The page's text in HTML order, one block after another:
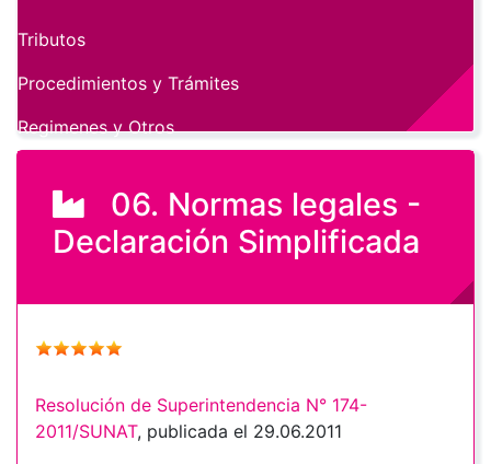
06. Normas legales -
Declaración Simplificada
Resolución de Superintendencia N° 174-
2011/SUNAT, publicada el 29.06.2011
Tributos
Procedimientos y Trámites
Regimenes y Otros